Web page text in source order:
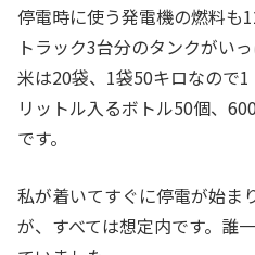
停電時に使う発電機の燃料も
トラック3台分のタンクがい
米は20袋、1袋50キロなので
リットル入るボトル50個、
です。
私が着いてすぐに停電が始ま
が、すべては想定内です。誰